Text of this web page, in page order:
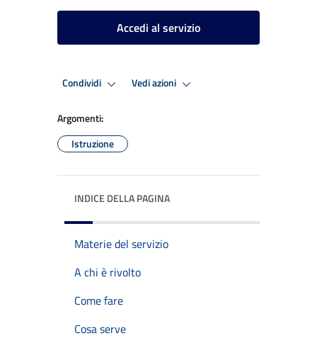
Accedi al servizio
Condividi Vedi azioni
Argomenti:
Istruzione
INDICE DELLA PAGINA
Materie del servizio
A chi è rivolto
Come fare
Cosa serve